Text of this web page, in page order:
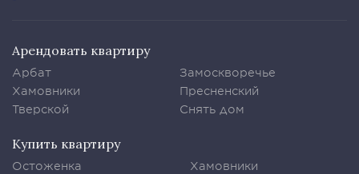
Арендовать квартиру
Арбат
Хамовники
Тверской
Замоскворечье
Пресненский
Снять дом
Купить квартиру
Остоженка
Хамовники